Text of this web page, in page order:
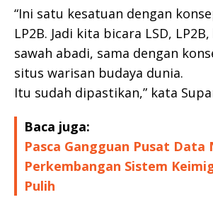
“Ini satu kesatuan dengan
LP2B. Jadi kita bicara LSD,
sawah abadi, sama dengan
situs warisan budaya dunia.
Itu sudah dipastikan,” kata
Baca juga:
Pasca Gangguan Pusat Data
Perkembangan Sistem
Pulih